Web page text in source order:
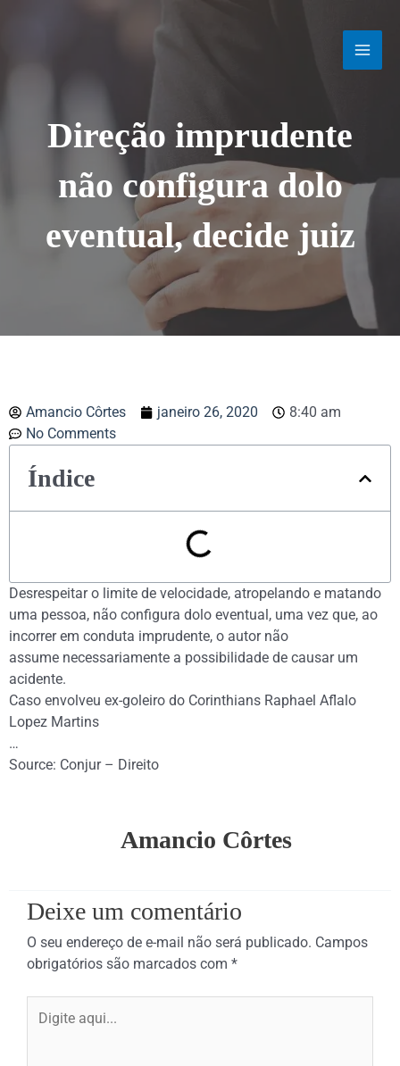
Direção imprudente
não configura dolo
eventual, decide juiz
Amancio Côrtes janeiro 26, 2020
8:40 am
No Comments
Índice
Desrespeitar o limite de velocidade, atropelando e matando
uma pessoa, não configura dolo eventual, uma vez que, ao
incorrer em conduta imprudente, o autor não
assume necessariamente a possibilidade de causar um
acidente.
Caso envolveu ex-goleiro do Corinthians Raphael Aflalo
Lopez Martins
…
Source: Conjur – Direito
Amancio Côrtes
Deixe um comentário
O seu endereço de e-mail não será publicado. Campos
obrigatórios são marcados com *
aqui...